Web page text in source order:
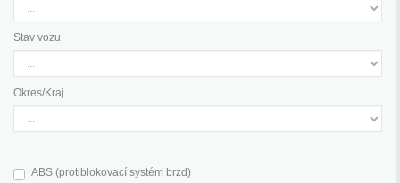
Stav vozu
Okres/Kraj
ABS (protiblokovací systém brzd)